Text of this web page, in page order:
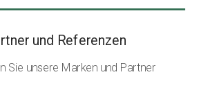
und Referenzen
Sie unsere Marken und Partner